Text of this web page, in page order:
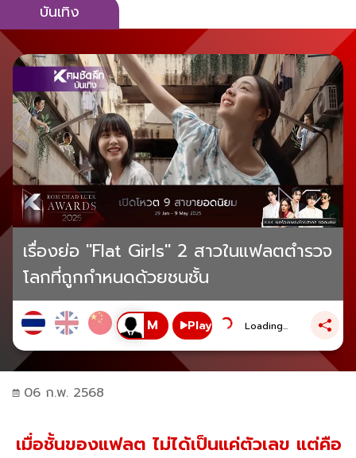
บันเทิง
เรื่องย่อ "Flat Girls" 2 สาวในแฟลตตำรวจ
โลกที่ถูกกำหนดด้วยชนชั้น
Play Loading...
06 ก.พ. 2568
เมื่อชั้นของแฟลต ไม่ได้เป็นแค่ตัวเลข แต่คือ